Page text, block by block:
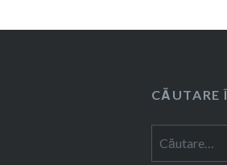
CĂUTARE